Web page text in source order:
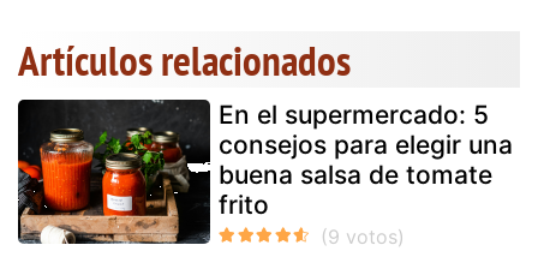
Artículos relacionados
En el supermercado: 5
consejos para elegir una
buena salsa de tomate
frito